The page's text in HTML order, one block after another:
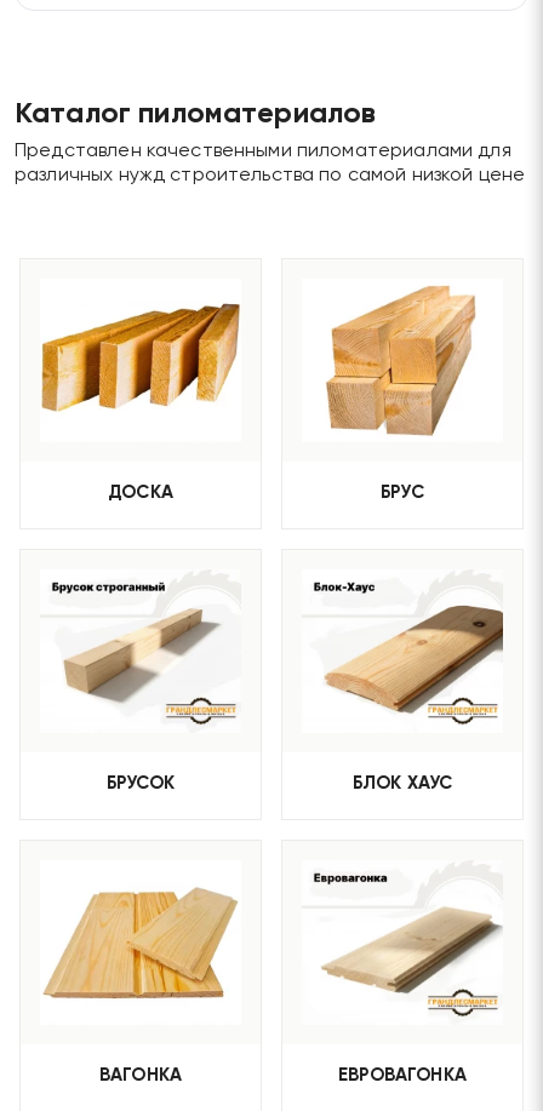
Каталог пиломатериалов
Представлен качественными пиломатериалами для
различных нужд строительства по самой низкой цене
ДОСКА БРУС
БРУСОК БЛОК ХАУС
ВАГОНКА ЕВРОВАГОНКА